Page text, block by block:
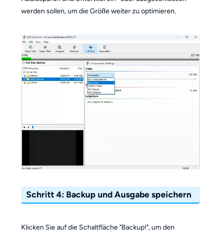
werden sollen, um die Größe weiter zu optimieren.
Schritt 4: Backup und Ausgabe speichern
Klicken Sie auf die Schaltfläche "Backup!", um den